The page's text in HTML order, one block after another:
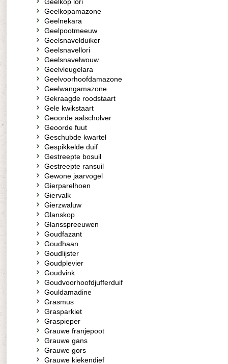
Geelkopamazone
Geelnekara
Geelpootmeeuw
Geelsnavelduiker
Geelsnavellori
Geelsnavelwouw
Geelvleugelara
Geelvoorhoofdamazone
Geelwangamazone
Gekraagde roodstaart
Gele kwikstaart
Geoorde aalscholver
Geoorde fuut
Geschubde kwartel
Gespikkelde duif
Gestreepte bosuil
Gestreepte ransuil
Gewone jaarvogel
Gierparelhoen
Giervalk
Gierzwaluw
Glanskop
Glansspreeuwen
Goudfazant
Goudhaan
Goudlijster
Goudplevier
Goudvink
Goudvoorhoofdjufferduif
Gouldamadine
Grasmus
Grasparkiet
Graspieper
Grauwe franjepoot
Grauwe gans
Grauwe gors
Grauwe kiekendief